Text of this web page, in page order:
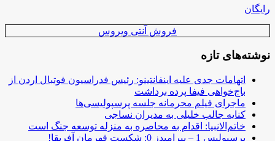
رایگان
فروش آنتی ویروس
نوشته‌های تازه
اتهامات جدی علیه اینفانتینو: رئیس فدراسیون فوتبال اردن از
باج‌خواهی فیفا پرده برداشت
ماجرای فیلم محرمانه جلسه پرسپولیسی‌ها
کنایه جالب خلیلی به مدیران نساجی
خاتم‌الانبیا: اقدام به محاصره به منزله توسعه جنگ است
پرسپولیس 1 – پیرامیدز 0: شکست قهرمان آفریقا!